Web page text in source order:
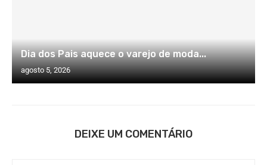
Dia dos Pais aquece o varejo de moda...
agosto 5, 2026
DEIXE UM COMENTÁRIO